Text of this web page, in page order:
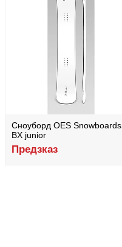
Сноуборд OES Snowboards
BX junior
Предзказ